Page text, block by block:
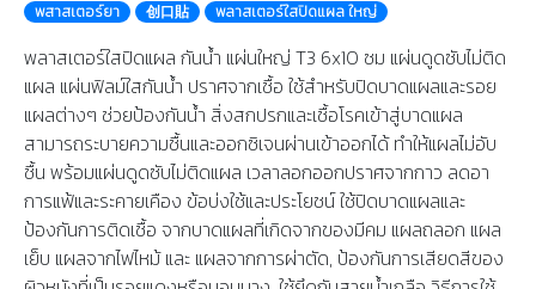
พสาสเตอร์ยา
创口貼 พลาสเตอร์ใสปิดแผล ใหญ่
พลาสเตอร์ใสปิดแผล กันน้ำ แผ่นใหญ่ T3 6x10 ซม แผ่นดูดซับไม่ติด
แผล แผ่นฟิลม์ใสกันน้ำ ปราศจากเชื้อ ใช้สำหรับปิดบาดแผลและรอย
แผลต่างๆ ช่วยป้องกันน้ำ สิ่งสกปรกและเชื้อโรคเข้าสู่บาดแผล
สามารถระบายความชื้นและออกซิเจนผ่านเข้าออกได้ ทำให้แผลไม่อับ
ชื้น พร้อมแผ่นดูดซับไม่ติดแผล เวลาลอกออกปราศจากกาว ลดอา
การแฟ้และระคายเคือง ข้อบ่งใช้และประโยชน์ ใช้ปิดบาดแผลและ
ป้องกันการติดเชื้อ จากบาดแผลที่เกิดจากของมีคม แผลถลอก แผล
เย็บ แผลจากไฟไหม้ และ แผลจากการผ่าตัด, ป้องกันการเสียดสีของ